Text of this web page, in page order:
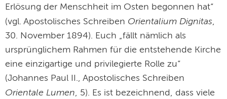
Erlösung der Menschheit im Osten begonnen hat“
(vgl. Apostolisches Schreiben Orientalium Dignitas,
30. November 1894). Euch „fällt nämlich als
ursprünglichem Rahmen für die entstehende Kirche
eine einzigartige und privilegierte Rolle zu“
(Johannes Paul II., Apostolisches Schreiben
Orientale Lumen, 5). Es ist bezeichnend, dass viele